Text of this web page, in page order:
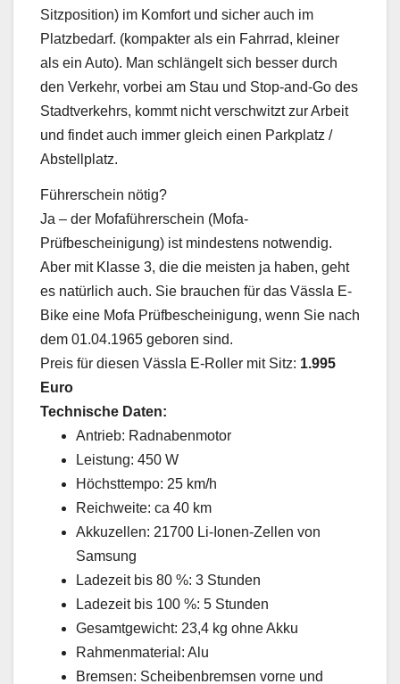
Sitzposition) im Komfort und sicher auch im
Platzbedarf. (kompakter als ein Fahrrad, kleiner
als ein Auto). Man schlängelt sich besser durch
den Verkehr, vorbei am Stau und Stop-and-Go des
Stadtverkehrs, kommt nicht verschwitzt zur Arbeit
und findet auch immer gleich einen Parkplatz /
Abstellplatz.
Führerschein nötig?
Ja – der Mofaführerschein (Mofa-
Prüfbescheinigung) ist mindestens notwendig.
Aber mit Klasse 3, die die meisten ja haben, geht
es natürlich auch. Sie brauchen für das Vässla E-
Bike eine Mofa Prüfbescheinigung, wenn Sie nach
dem 01.04.1965 geboren sind.
Preis für diesen Vässla E-Roller mit Sitz: 1.995
Euro
Technische Daten:
Antrieb: Radnabenmotor
Leistung: 450 W
Höchsttempo: 25 km/h
Reichweite: ca 40 km
Akkuzellen: 21700 Li-Ionen-Zellen von
Samsung
Ladezeit bis 80 %: 3 Stunden
Ladezeit bis 100 %: 5 Stunden
Gesamtgewicht: 23,4 kg ohne Akku
Rahmenmaterial: Alu
Bremsen: Scheibenbremsen vorne und